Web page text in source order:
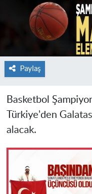
Paylaş
Basketbol
Türkiye'den
alacak.